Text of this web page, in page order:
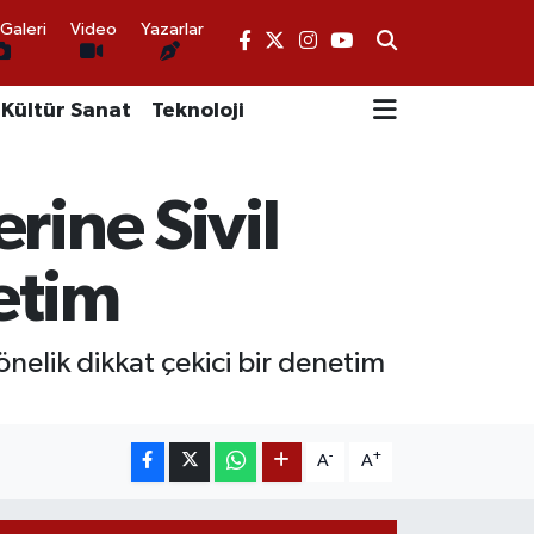
Video Yazarlar
Kültür Sanat Teknoloji
Sivil
dikkat çekici bir denetim
A- A+